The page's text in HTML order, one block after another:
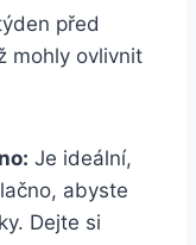
před
mohly ovlivnit
Je ideální,
abyste
​Dejte⁤ si